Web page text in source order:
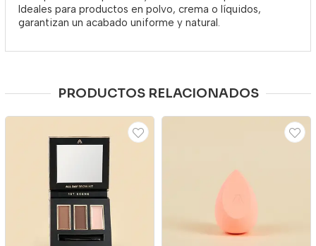
Ideales para productos en polvo, crema o líquidos,
garantizan un acabado uniforme y natural.
PRODUCTOS RELACIONADOS